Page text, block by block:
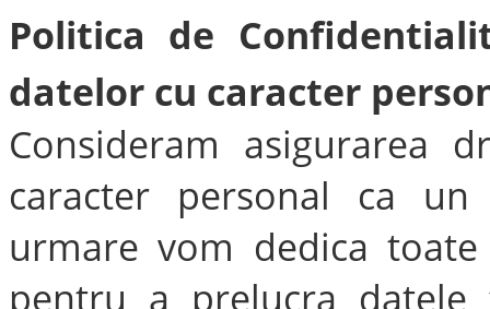
Politica de
datelor cu caracter
Consideram asigurarea
caracter personal ca
urmare vom dedica
pentru a prelucra